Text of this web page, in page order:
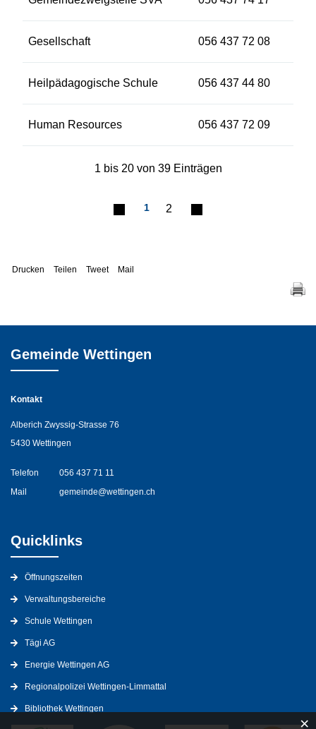
Gesellschaft 056 437 72 08
Heilpädagogische Schule 056 437 44 80
Human Resources 056 437 72 09
1 bis 20 von 39 Einträgen
1 2
Drucken Teilen Tweet Mail
Gemeinde Wettingen
Kontakt
Alberich Zwyssig-Strasse 76
5430 Wettingen
Telefon
056 437 71 11
Mail
gemeinde@wettingen.ch
Quicklinks
Öffnungszeiten
Verwaltungsbereiche
Schule Wettingen
Tägi AG
Energie Wettingen AG
Regionalpolizei Wettingen-Limmattal
Bibliothek Wettingen
×